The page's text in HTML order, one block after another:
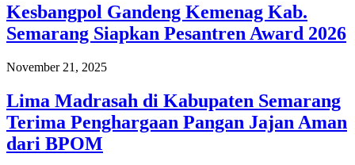
Kesbangpol Gandeng Kemenag Kab.
Semarang Siapkan Pesantren Award 2026
November 21, 2025
Lima Madrasah di Kabupaten Semarang
Terima Penghargaan Pangan Jajan Aman
dari BPOM